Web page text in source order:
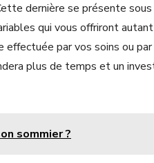
dernière se présente
qui vous offriront
par vos soins ou
plus de temps et un
sommier ?